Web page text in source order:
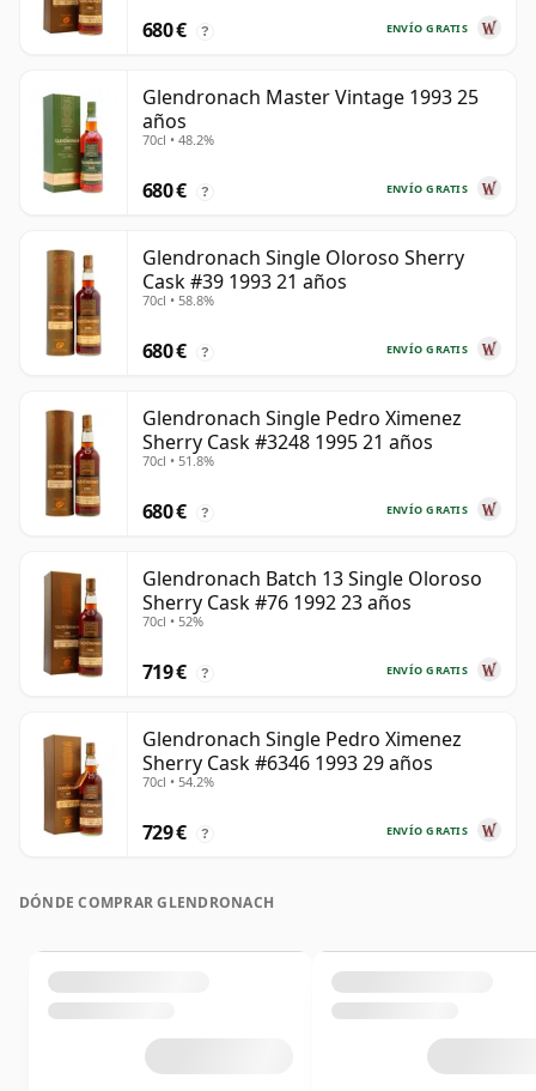
ENVÍO GRATIS
680 € ?
Glendronach Master Vintage 1993 25
años
70cl • 48.2%
ENVÍO GRATIS
680 € ?
Glendronach Single Oloroso Sherry
Cask #39 1993 21 años
70cl • 58.8%
ENVÍO GRATIS
680 € ?
Glendronach Single Pedro Ximenez
Sherry Cask #3248 1995 21 años
70cl • 51.8%
ENVÍO GRATIS
680 € ?
Glendronach Batch 13 Single Oloroso
Sherry Cask #76 1992 23 años
70cl • 52%
ENVÍO GRATIS
719 € ?
Glendronach Single Pedro Ximenez
Sherry Cask #6346 1993 29 años
70cl • 54.2%
ENVÍO GRATIS
729 € ?
DÓNDE COMPRAR GLENDRONACH